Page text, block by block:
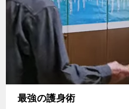
最強の護身術